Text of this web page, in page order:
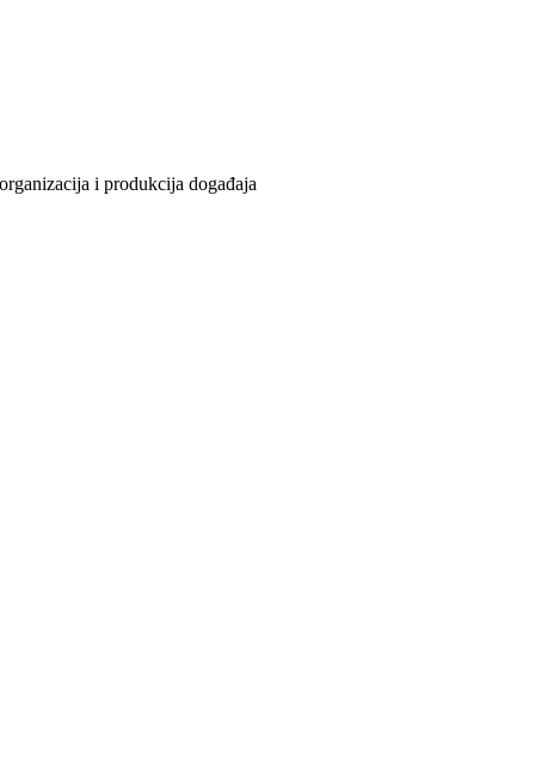
organizacija i produkcija događaja